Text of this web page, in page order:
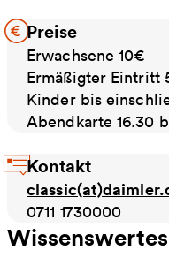
Preise
Erwachsene 10€
Ermäßigter Eintritt
Kinder bis
Abendkarte 16.30
Kontakt
0711 1730000
Wissenswertes